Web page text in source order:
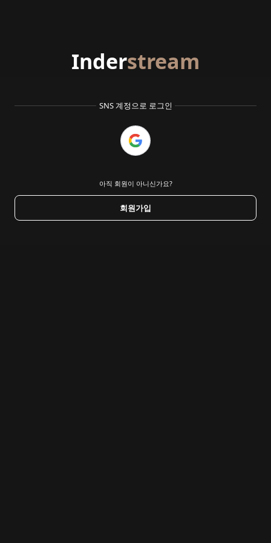
Inderstream
SNS 계정으로 로그인
아직 회원이 아니신가요?
회원가입